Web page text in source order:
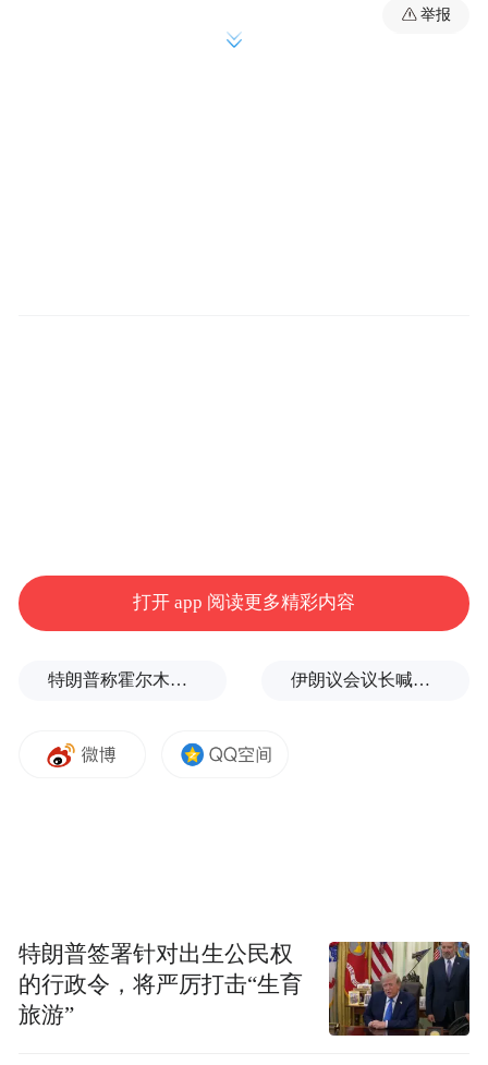
链科技手段会让公益的捐赠有迹可循，“永久
记录大家做下的每一件善事，让它们成为社
益以善为根，而“善”是每个人的初心、人类
因为一次扶贫调研，吕廷杰发现还有小部分
少数民族地区的教育待普及，期待未来更多
教育资源通过5G技术触达偏远地区。“我们一
举报
打开 app 阅读更多精彩内容
特朗普称霍尔木兹海峡协议尚未达成，正参与相关谈判 伊朗议会议长喊话：别再作秀了！
特朗普签署针对出生公民权
的行政令，将严厉打击“生育
旅游”